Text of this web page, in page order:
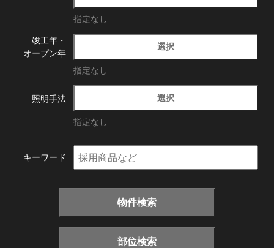
指定なし
竣工年・
オープン年
選択
指定なし
照明手法 選択
指定なし
キーワード
物件検索
部位検索